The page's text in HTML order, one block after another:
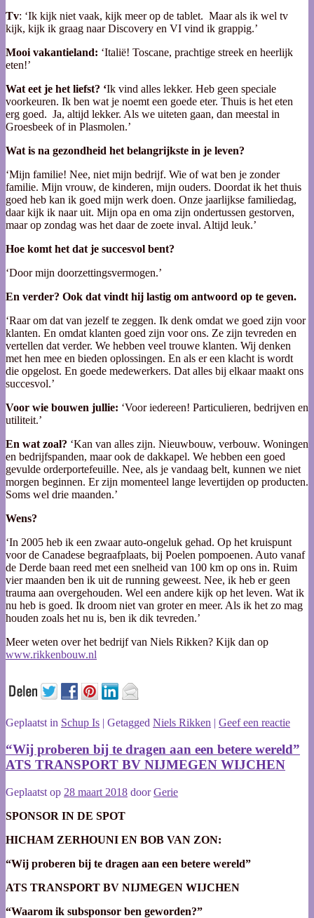
Tv: ‘Ik kijk niet vaak, kijk meer op de tablet. Maar als ik wel tv
kijk, kijk ik graag naar Discovery en VI vind ik grappig.’
Mooi vakantieland: ‘Italië! Toscane, prachtige streek en heerlijk
eten!’
Wat eet je het liefst? ‘Ik vind alles lekker. Heb geen speciale
voorkeuren. Ik ben wat je noemt een goede eter. Thuis is het eten
erg goed. Ja, altijd lekker. Als we uiteten gaan, dan meestal in
Groesbeek of in Plasmolen.’
Wat is na gezondheid het belangrijkste in je leven?
‘Mijn familie! Nee, niet mijn bedrijf. Wie of wat ben je zonder
familie. Mijn vrouw, de kinderen, mijn ouders. Doordat ik het thuis
goed heb kan ik goed mijn werk doen. Onze jaarlijkse familiedag,
daar kijk ik naar uit. Mijn opa en oma zijn ondertussen gestorven,
maar op zondag was het daar de zoete inval. Altijd leuk.’
Hoe komt het dat je succesvol bent?
‘Door mijn doorzettingsvermogen.’
En verder? Ook dat vindt hij lastig om antwoord op te geven.
‘Raar om dat van jezelf te zeggen. Ik denk omdat we goed zijn voor
klanten. En omdat klanten goed zijn voor ons. Ze zijn tevreden en
vertellen dat verder. We hebben veel trouwe klanten. Wij denken
met hen mee en bieden oplossingen. En als er een klacht is wordt
die opgelost. En goede medewerkers. Dat alles bij elkaar maakt ons
succesvol.’
Voor wie bouwen jullie: ‘Voor iedereen! Particulieren, bedrijven en
utiliteit.’
En wat zoal? ‘Kan van alles zijn. Nieuwbouw, verbouw. Woningen
en bedrijfspanden, maar ook de dakkapel. We hebben een goed
gevulde orderportefeuille. Nee, als je vandaag belt, kunnen we niet
morgen beginnen. Er zijn momenteel lange levertijden op producten.
Soms wel drie maanden.’
Wens?
‘In 2005 heb ik een zwaar auto-ongeluk gehad. Op het kruispunt
voor de Canadese begraafplaats, bij Poelen pompoenen. Auto vanaf
de Derde baan reed met een snelheid van 100 km op ons in. Ruim
vier maanden ben ik uit de running geweest. Nee, ik heb er geen
trauma aan overgehouden. Wel een andere kijk op het leven. Wat ik
nu heb is goed. Ik droom niet van groter en meer. Als ik het zo mag
houden zoals het nu is, ben ik dik tevreden.’
Meer weten over het bedrijf van Niels Rikken? Kijk dan op
www.rikkenbouw.nl
Geplaatst in Schup Is | Getagged Niels Rikken | Geef een reactie
“Wij proberen bij te dragen aan een betere wereld”
ATS TRANSPORT BV NIJMEGEN WIJCHEN
Geplaatst op 28 maart 2018 doorGerie
SPONSOR IN DE SPOT
HICHAM ZERHOUNI EN BOB VAN ZON:
“Wij proberen bij te dragen aan een betere wereld”
ATS TRANSPORT BV NIJMEGEN WIJCHEN
“Waarom ik subsponsor ben geworden?”